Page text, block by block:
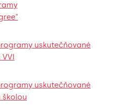
uskutečňované
uskutečňované
školou